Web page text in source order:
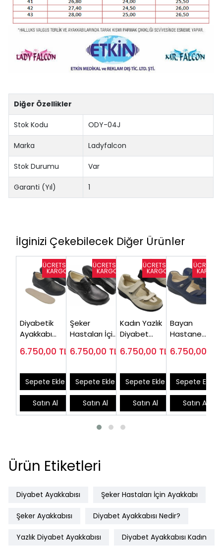
Diğer Özellikler
Stok Kodu ODY-04J
Marka Ladyfalcon
Stok Durumu Var
Garanti (Yıl) 1
İlginizi Çekebilecek Diğer Ürünler
Diyabetik
Ayakkabı
OD01S ( En
6.750,00 TL
Sepete Ekle
Satın Al
Şeker
Hastaları İçin
Bayan Modeli
6.750,00 TL
Sepete Ekle
Satın Al
Kadın Yazlık
Diyabet
ODY03J
6.750,00 TL
Sepete Ekle
Satın Al
Bayan
Hastane
Ayakkabısı
ODY03L
6.750,00
Sepete Ekle
Satın Al
Ürün Etiketleri
Diyabet Ayakkabısı Şeker Hastaları İçin Ayakkabı
Şeker Ayakkabısı Diyabet Ayakkabısı Nedir?
Yazlık Diyabet Ayakkabısı Diyabet Ayakkabısı Kadın